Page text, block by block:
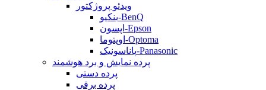
ویدئو پروژکتور
بنکیو-BenQ
اپسون-Epson
اوپتوما-Optoma
پاناسونیک-Panasonic
پرده نمایش و برد هوشمند
پرده دستی
پرده برقی